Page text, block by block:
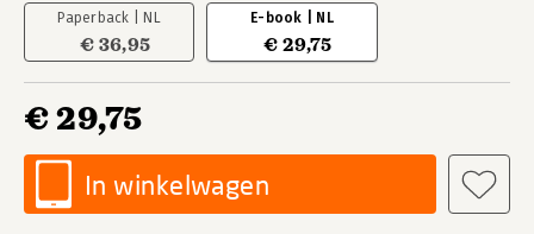
Paperback | NL
€ 36,95
E-book | NL
€ 29,75
€ 29,75
In winkelwagen